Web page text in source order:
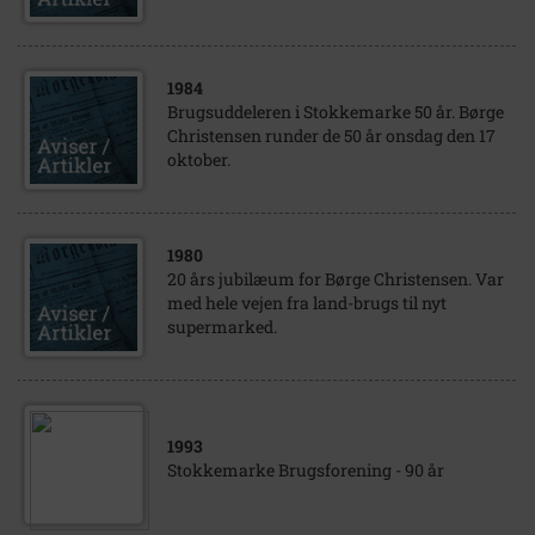
1984
Brugsuddeleren i Stokkemarke 50 år. Børge
Christensen runder de 50 år onsdag den 17
oktober.
1980
20 års jubilæum for Børge Christensen. Var
med hele vejen fra land-brugs til nyt
supermarked.
1993
Stokkemarke Brugsforening - 90 år